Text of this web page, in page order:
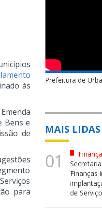
às
Bens e
de
para
Prefeitura de
MAIS LIDAS
01
Finanças
de